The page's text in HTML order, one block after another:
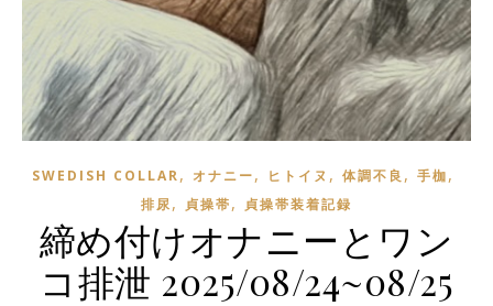
SWEDISH COLLAR, オナニー, ヒトイヌ , 体調不良 , 手枷,
排尿, 貞操帯, 貞操帯装着記録
締め付けオナニーとワン
コ排泄 2025/08/24~08/25